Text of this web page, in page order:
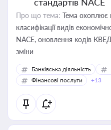
Про що тема: Тема охоплює
класифікації видів
NACE, оновлення кодів
зміни
Банківська діяльність
Фінансові послуги
+13